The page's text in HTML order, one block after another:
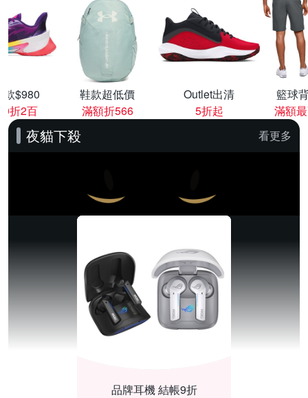
款$980
折2百
鞋款超低價
滿額折566
Outlet出清
5折起
籃球
滿額
夜貓下殺 看更多
品牌耳機 結帳9折